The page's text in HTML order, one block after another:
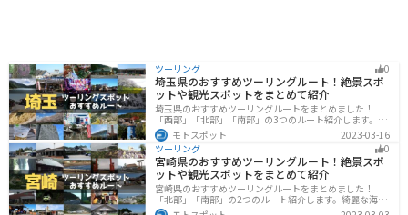
り、ゆかりの地を巡るのもおすすめです。
ツーリング 0
埼玉県のおすすめツーリングルート！絶景スポ
ットや観光スポットをまとめて紹介
埼玉県のおすすめツーリングルートをまとめました！
「西部」「北部」「南部」の3つのルート紹介します。自
然豊かな西側と街中の東側で違った楽しみ方ができま
す。バイクで埼玉県にツーリングに行く際は参考にして
ください。
モトスポット
2023-03-16
ツーリング
0
宮崎県のおすすめツーリングルート！絶景スポ
ットや観光スポットをまとめて紹介
宮崎県のおすすめツーリングルートをまとめました！
「北部」「南部」の2つのルート紹介します。綺麗な海岸
線が特徴的な海・自然豊かな山・趣のある神社を満喫す